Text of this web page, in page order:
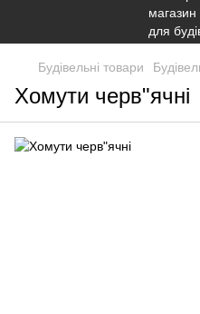
Будівельні товари
Хомути черв"ячні